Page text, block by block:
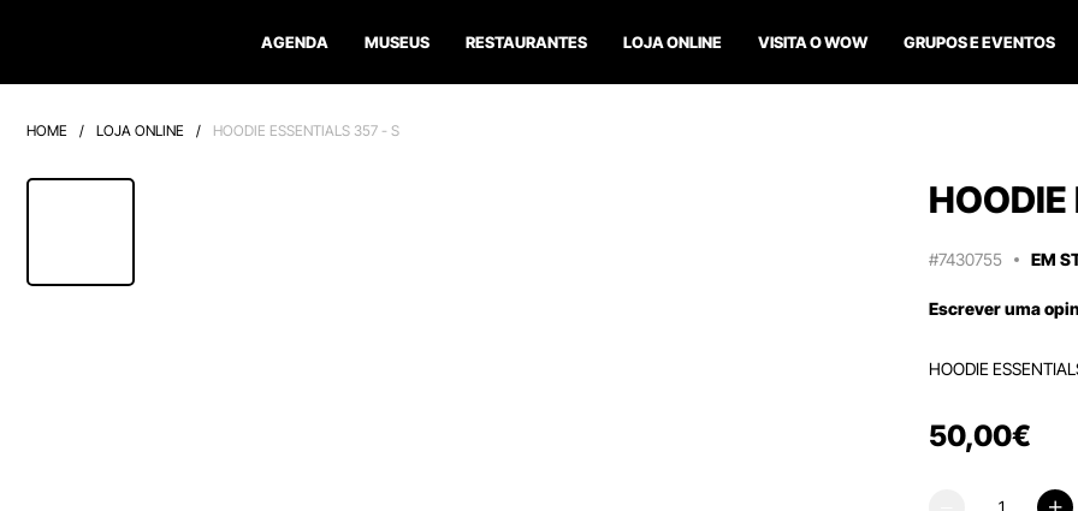
AGENDA MUSEUS RESTAURANTES LOJA ONLINE VISITA O WOW GRUPOS E EVENTOS
HOME / LOJA ONLINE / HOODIE ESSENTIALS 357 - S
#7430755 EM
Escrever uma
HOODIE
50,00€